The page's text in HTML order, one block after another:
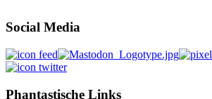
Social Media
Phantastische Links